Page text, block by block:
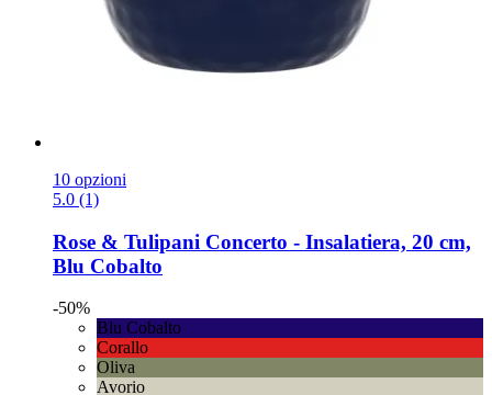
10 opzioni
5.0 (1)
Rose & Tulipani Concerto -​ Insalatiera, 20 cm,
Blu Cobalto
-50%
Blu Cobalto
Corallo
Oliva
Avorio